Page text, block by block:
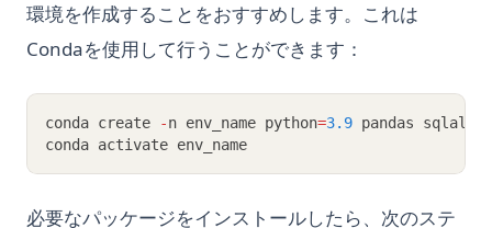
環境を作成することをおすすめします。これは
Condaを使用して行うことができます：
conda create -n env_name python=3.9 pandas
conda activate env_name
必要なパッケージをインストールしたら、次のステ